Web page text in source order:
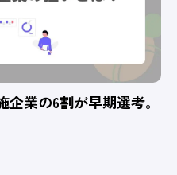
業の6割が早期選考。